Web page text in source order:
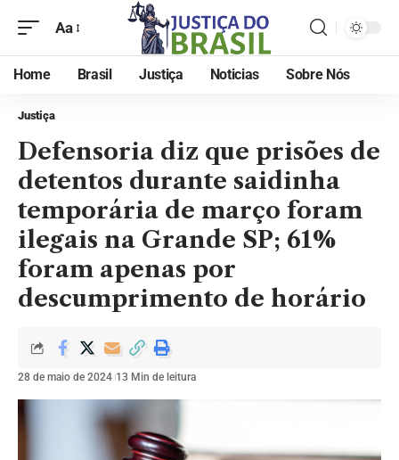
Aa
Home Brasil Justiça Noticias Sobre Nós
Justiça
Defensoria diz que prisões de
detentos durante saidinha
temporária de março foram
ilegais na Grande SP; 61%
foram apenas por
descumprimento de horário
28 de maio de 2024 13 Min de leitura